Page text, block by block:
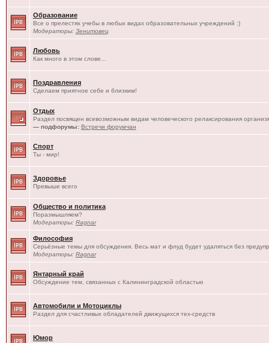
Образование
Все о прелестях учебы в любых видах образовательных учреждений :)
Модераторы: Зенитовец
Любовь
Как много в этом слове...
Поздравления
Сделаем приятное себе и близким!
Отдых
Раздел посвящен всевозможным видам человеческого релаксирования
— подфорумы: Встречи форумчан
Спорт
Ты - мир!
Здоровье
Превыше всего
Общество и политика
Поразмышляем?
Модераторы: Ragnar
Философия
Серьёзные темы для обсуждения. Весь мат и флуд будет удаляться без
Модераторы: Ragnar
Янтарный край
Обсуждение тем, связанных с Калининградской областью
Автомобили и Мотоциклы
Раздел для счастливых обладателей движущихся тех-средств
Юмор